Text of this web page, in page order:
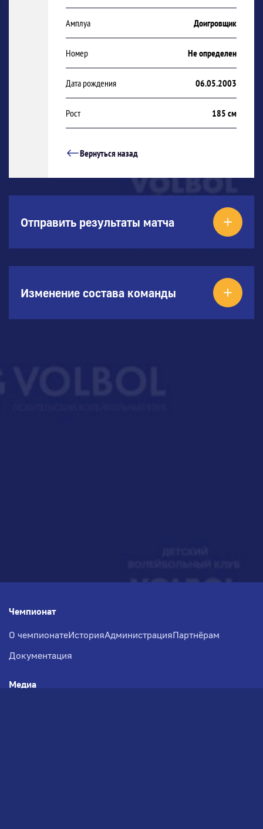
Амплуа Доигровщик
Номер Не определен
Дата рождения 06.05.2003
Рост 185 см
Вернуться назад
Отправить результаты матча
Изменение состава команды
Чемпионат
О чемпионатеИсторияАдминистрацияПартнёрам
Документация
Медиа